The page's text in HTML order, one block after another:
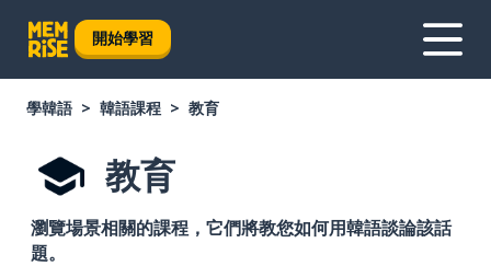
開始學習
學韓語 韓語課程 教育
教育
瀏覽場景相關的課程，它們將教您如何用韓語談論該話
題。